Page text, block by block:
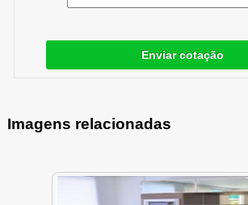
Enviar cotação
Imagens relacionadas